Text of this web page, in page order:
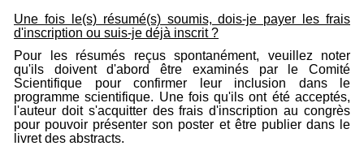
Une fois le(s) résumé(s) soumis, dois-je payer les frais
d'inscription ou suis-je déjà inscrit ?
Pour les résumés reçus spontanément, veuillez noter
qu'ils doivent d'abord être examinés par le Comité
Scientifique pour confirmer leur inclusion dans le
programme scientifique. Une fois qu'ils ont été acceptés,
l'auteur doit s'acquitter des frais d'inscription au congrès
pour pouvoir présenter son poster et être publier dans le
livret des abstracts.